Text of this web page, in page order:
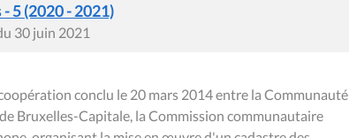
5 (2020 - 2021)
30 juin 2021
conclu le 20 mars 2014 entre la Communauté
Bruxelles-Capitale, la Commission communautaire